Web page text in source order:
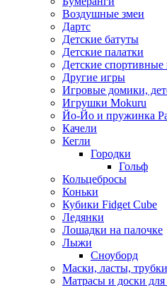
Воздушные змеи
Дартс
Детские батуты
Детские палатки
Детские
Другие игры
Игровые домики,
Игрушки Mokuru
Йо-Йо и пружинка
Качели
Кегли
Городки
Гольф
Кольцебросы
Коньки
Кубики Fidget Cube
Ледянки
Лошадки на палочке
Лыжи
Сноуборд
Маски, ласты,
Матрасы и доски для